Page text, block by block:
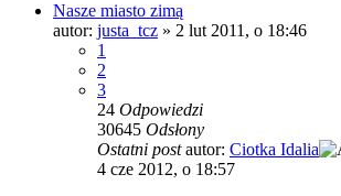
Nasze miasto zimą
autor: justa_tcz » 2 lut 2011, o 18:46
1
2
3
24 Odpowiedzi
30645 Odsłony
Ostatni postautor: Ciotka Idalia
4 cze 2012, o 18:57